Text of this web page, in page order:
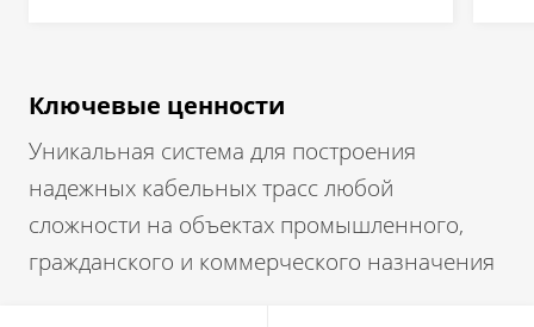
Ключевые ценности
Уникальная система для построения
надежных кабельных трасс любой
сложности на объектах промышленного,
гражданского и коммерческого назначения